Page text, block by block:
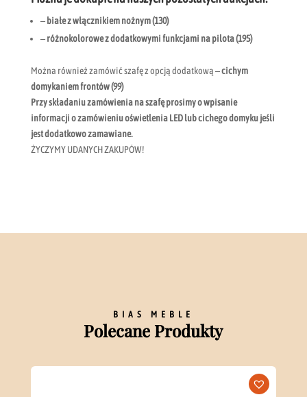
– białe z włącznikiem nożnym (130)
– różnokolorowe z dodatkowymi funkcjami na pilota (195)
Można również zamówić szafę z opcją dodatkową– cichym
domykaniem frontów (99)
Przy składaniu zamówienia na szafę prosimy o wpisanie
informacji o zamówieniu oświetlenia LED lub cichego domyku jeśli
jest dodatkowo zamawiane.
ŻYCZYMY UDANYCH ZAKUPÓW!
BIAS MEBLE
Polecane Produkty